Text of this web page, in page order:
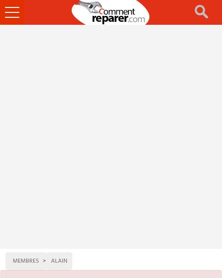
Ouvrir
le
MEMBRES ALAIN